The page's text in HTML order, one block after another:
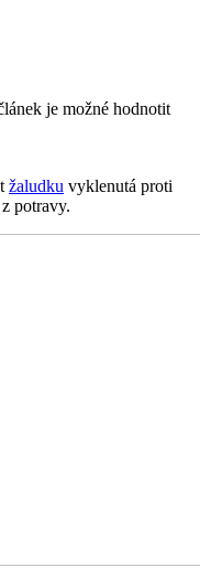
je možné hodnotit
žaludku vyklenutá proti
potravy.